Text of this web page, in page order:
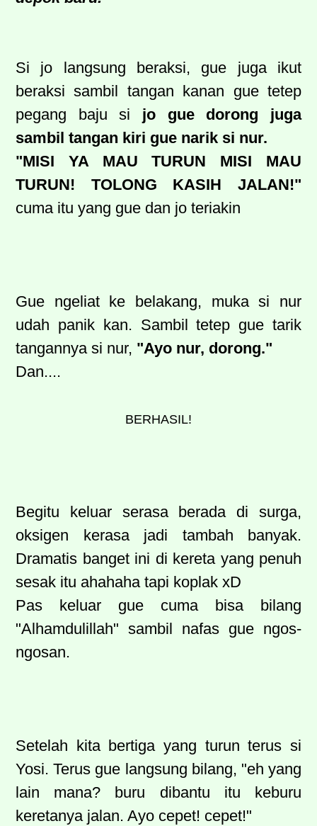
Si jo langsung beraksi, gue juga ikut
beraksi sambil tangan kanan gue tetep
pegang baju si jo gue dorong juga
sambil tangan kiri gue narik si nur.
"MISI YA MAU TURUN MISI MAU
TURUN! TOLONG KASIH JALAN!"
cuma itu yang gue dan jo teriakin
Gue ngeliat ke belakang, muka si nur
udah panik kan. Sambil tetep gue tarik
tangannya si nur, "Ayo nur, dorong."
Dan....
BERHASIL!
Begitu keluar serasa berada di surga,
oksigen kerasa jadi tambah banyak.
Dramatis banget ini di kereta yang penuh
sesak itu ahahaha tapi koplak xD
Pas keluar gue cuma bisa bilang
"Alhamdulillah" sambil nafas gue ngos-
ngosan.
Setelah kita bertiga yang turun terus si
Yosi. Terus gue langsung bilang, "eh yang
lain mana? buru dibantu itu keburu
keretanya jalan. Ayo cepet! cepet!"